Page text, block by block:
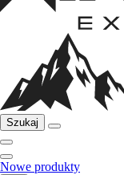
Szukaj
Nowe produkty